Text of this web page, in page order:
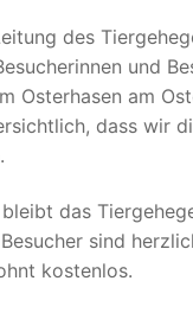
des
und
Osterhasen am
dass wir
das
sind
kostenlos.